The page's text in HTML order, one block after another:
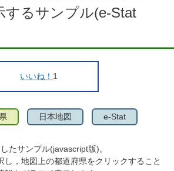
するサンプル(e-Stat
いいね！ 1
日本地図 e-Stat
たサンプル(javascript版)。
し，地図上の都道府県をクリックすること